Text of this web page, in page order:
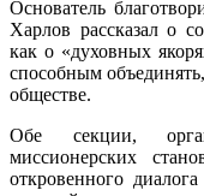
Основатель
Харлов рассказал о
как о «духовных
способным
обществе.
Обе секции,
миссионерских
откровенного